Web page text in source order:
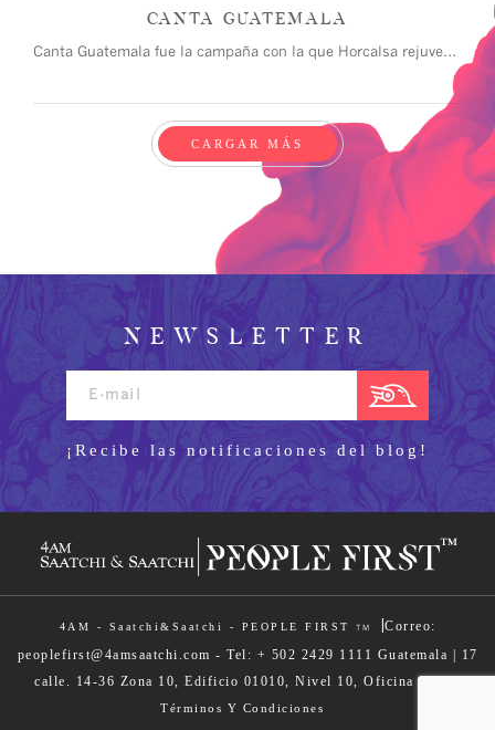
CANTA GUATEMALA
Canta Guatemala fue la campaña con la que Horcalsa rejuveneció su imagen y lanzó su nuevo producto.
CARGAR MÁS
NEWSLETTER
¡Recibe las notificaciones del blog!
4AM - Saatchi&Saatchi - PEOPLE FIRST TM
Correo:
peoplefirst@4amsaatchi.com - Tel: + 502 2429 1111 Guatemala | 17
calle. 14-36 Zona 10, Edificio 01010, Nivel 10, Oficina 1004 |
Términos Y Condiciones